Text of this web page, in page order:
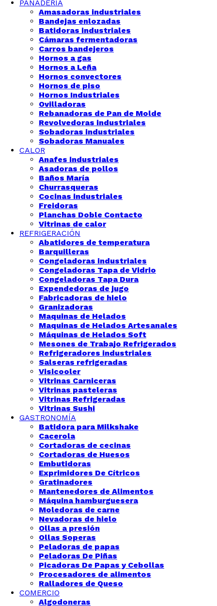
PANADERÍA
Amasadoras industriales
Bandejas enlozadas
Batidoras industriales
Cámaras fermentadoras
Carros bandejeros
Hornos a gas
Hornos a Leña
Hornos convectores
Hornos de piso
Hornos Industriales
Ovilladoras
Rebanadoras de Pan de Molde
Revolvedoras industriales
Sobadoras industriales
Sobadoras Manuales
CALOR
Anafes industriales
Asadoras de pollos
Baños María
Churrasqueras
Cocinas industriales
Freidoras
Planchas Doble Contacto
Vitrinas de calor
REFRIGERACIÓN
Abatidores de temperatura
Barquilleras
Congeladoras industriales
Congeladoras Tapa de Vidrio
Congeladoras Tapa Dura
Expendedoras de jugo
Fabricadoras de hielo
Granizadoras
Maquinas de Helados
Maquinas de Helados Artesanales
Máquinas de Helados Soft
Mesones de Trabajo Refrigerados
Refrigeradores industriales
Salseras refrigeradas
Visicooler
Vitrinas Carniceras
Vitrinas pasteleras
Vitrinas Refrigeradas
Vitrinas Sushi
GASTRONOMÍA
Batidora para Milkshake
Cacerola
Cortadoras de cecinas
Cortadoras de Huesos
Embutidoras
Exprimidores De Cítricos
Gratinadores
Mantenedores de Alimentos
Máquina hamburguesera
Moledoras de carne
Nevadoras de hielo
Ollas a presión
Ollas Soperas
Peladoras de papas
Peladoras De Piñas
Picadoras De Papas y Cebollas
Procesadores de alimentos
Ralladores de Queso
COMERCIO
Algodoneras